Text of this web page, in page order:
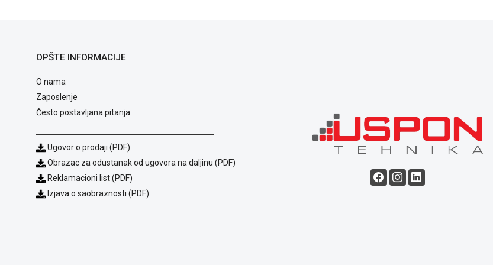
OPŠTE INFORMACIJE
O nama
Zaposlenje
Često postavljana pitanja
Ugovor o prodaji (PDF)
Obrazac za odustanak od ugovora na daljinu (PDF)
Reklamacioni list (PDF)
Izjava o saobraznosti (PDF)